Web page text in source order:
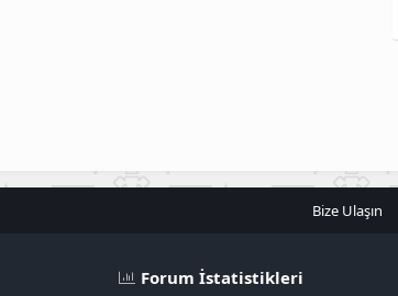
Bize Ulaşın
Forum İstatistikleri